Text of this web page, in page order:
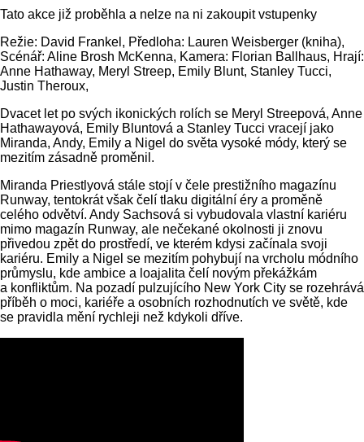
Tato akce již proběhla a nelze na ni zakoupit vstupenky
Režie: David Frankel, Předloha: Lauren Weisberger (kniha),
Scénář: Aline Brosh McKenna, Kamera: Florian Ballhaus, Hrají:
Anne Hathaway, Meryl Streep, Emily Blunt, Stanley Tucci,
Justin Theroux,
Dvacet let po svých ikonických rolích se Meryl Streepová, Anne
Hathawayová, Emily Bluntová a Stanley Tucci vracejí jako
Miranda, Andy, Emily a Nigel do světa vysoké módy, který se
mezitím zásadně proměnil.
Miranda Priestlyová stále stojí v čele prestižního magazínu
Runway, tentokrát však čelí tlaku digitální éry a proměně
celého odvětví. Andy Sachsová si vybudovala vlastní kariéru
mimo magazín Runway, ale nečekané okolnosti ji znovu
přivedou zpět do prostředí, ve kterém kdysi začínala svoji
kariéru. Emily a Nigel se mezitím pohybují na vrcholu módního
průmyslu, kde ambice a loajalita čelí novým překážkám
a konfliktům. Na pozadí pulzujícího New York City se rozehrává
příběh o moci, kariéře a osobních rozhodnutích ve světě, kde
se pravidla mění rychleji než kdykoli dříve.